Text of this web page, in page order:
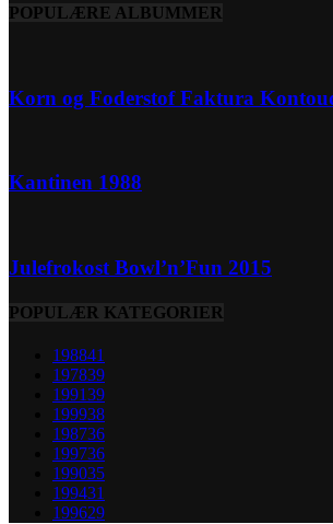
POPULÆRE ALBUMMER
Korn og Foderstof Faktura
Kantinen 1988
Julefrokost Bowl’n’Fun 2015
POPULÆR KATEGORIER
198841
197839
199139
199938
198736
199736
199035
199431
199629